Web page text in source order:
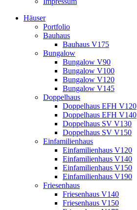
Häuser
Portfolio
Bauhaus
Bauhaus V175
Bungalow
Bungalow V90
Bungalow V100
Bungalow V120
Bungalow V145
Doppelhaus
Doppelhaus EFH V120
Doppelhaus EFH V140
Doppelhaus SV V130
Doppelhaus SV V150
Einfamilienhaus
Einfamilienhaus V120
Einfamilienhaus V140
Einfamilienhaus V150
Einfamilienhaus V190
Friesenhaus
Friesenhaus V140
Friesenhaus V150